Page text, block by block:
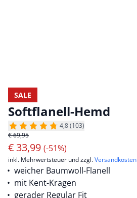
SALE
Softflanell-Hemd
4,8 (103)
€ 69,95
€ 33,99 (-51%)
inkl. Mehrwertsteuer und zzgl.Versandkosten
weicher Baumwoll-Flanell
mit Kent-Kragen
gerader Regular Fit